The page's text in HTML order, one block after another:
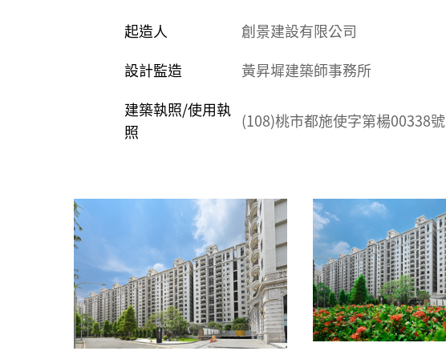
起造人
創景建設有限公司
設計監造
黃昇墀建築師事務所
建築執照/使用執
照
(108)桃市都施使字第楊00338號